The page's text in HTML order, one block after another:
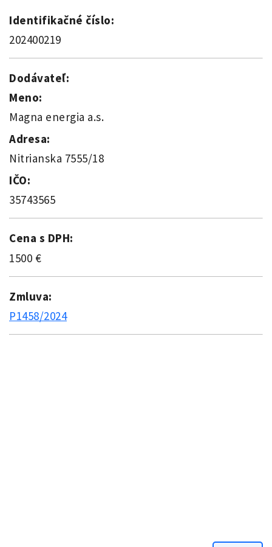
Identifikačné číslo:
202400219
Dodávateľ:
Meno:
Magna energia a.s.
Adresa:
Nitrianska 7555/18
IČO:
35743565
Cena s DPH:
1500 €
Zmluva:
P1458/2024